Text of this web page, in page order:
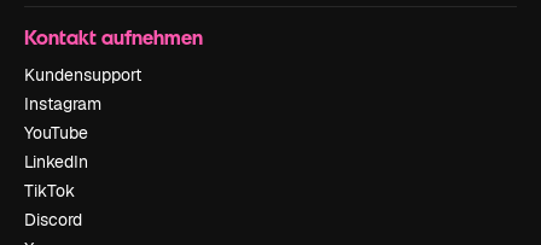
Kontakt aufnehmen
Kundensupport
Instagram
YouTube
LinkedIn
TikTok
Discord